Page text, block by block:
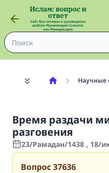
Научные
Время раздачи
разговения
23/Рамадан/1438 , 18/
Вопрос37636